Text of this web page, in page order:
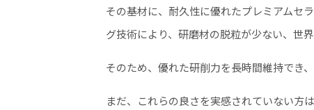
その基材に、耐久性に優れたプレミアムセ
グ技術により、研磨材の脱粒が少ない、世
そのため、優れた研削力を長時間維持でき
まだ、これらの良さを実感されていない方